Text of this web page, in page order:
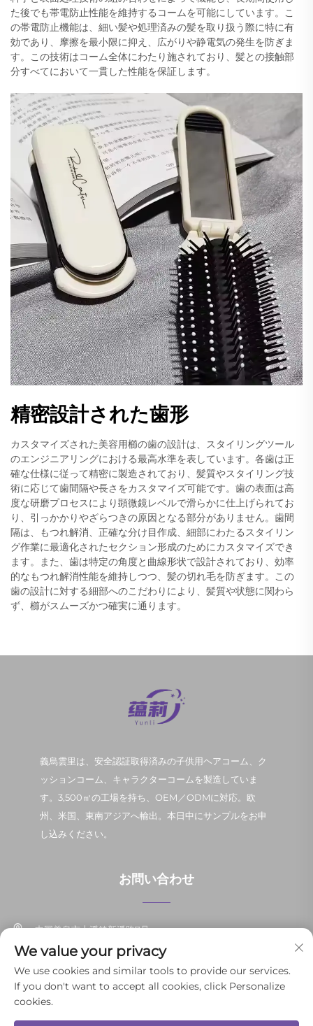
た後でも帯電防止性能を維持するコームを可能にしています。こ
の帯電防止機能は、細い髪や処理済みの髪を取り扱う際に特に有
効であり、摩擦を最小限に抑え、広がりや静電気の発生を防ぎま
す。この技術はコーム全体にわたり施されており、髪との接触部
分すべてにおいて一貫した性能を保証します。
精密設計された歯形
カスタマイズされた美容用櫛の歯の設計は、スタイリングツール
のエンジニアリングにおける最高水準を表しています。各歯は正
確な仕様に従って精密に製造されており、髪質やスタイリング技
術に応じて歯間隔や長さをカスタマイズ可能です。歯の表面は高
度な研磨プロセスにより顕微鏡レベルで滑らかに仕上げられてお
り、引っかかりやざらつきの原因となる部分がありません。歯間
隔は、もつれ解消、正確な分け目作成、細部にわたるスタイリン
グ作業に最適化されたセクション形成のためにカスタマイズでき
ます。また、歯は特定の角度と曲線形状で設計されており、効率
的なもつれ解消性能を維持しつつ、髪の切れ毛を防ぎます。この
歯の設計に対する細部へのこだわりにより、髪質や状態に関わら
ず、櫛がスムーズかつ確実に通ります。
義烏雲里は、安全認証取得済みの子供用ヘアコーム、ク
ッションコーム、キャラクターコームを製造していま
す。3,500㎡の工場を持ち、OEM／ODMに対応。欧
州、米国、東南アジアへ輸出。本日中にサンプルをお申
し込みください。
お問い合わせ
中国義烏市上溪鎮新潘路7号
+86-13037647878
[email protected]
We value your privacy
We use cookies and similar tools to provide our services.
If you don't want to accept all cookies, click Personalize
cookies.